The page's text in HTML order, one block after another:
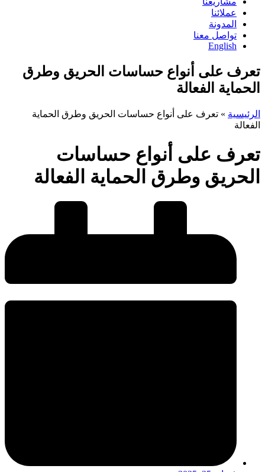
عملائنا
المدونة
تواصل معنا
English
تعرف على أنواع حساسات الحريق وطرق
الحماية الفعالة
الرئيسية » تعرف على أنواع حساسات الحريق وطرق الحماية
الفعالة
تعرف على أنواع حساسات
الحريق وطرق الحماية الفعالة